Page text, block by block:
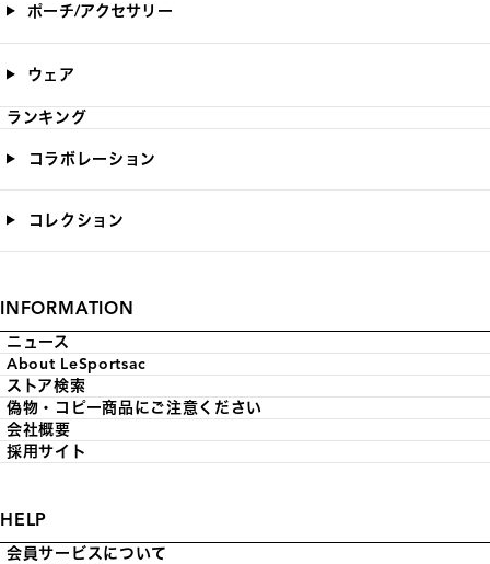
ポーチ/アクセサリー
ウェア
ランキング
コラボレーション
コレクション
INFORMATION
ニュース
About LeSportsac
ストア検索
偽物・コピー商品にご注意ください
会社概要
採用サイト
HELP
会員サービスについて